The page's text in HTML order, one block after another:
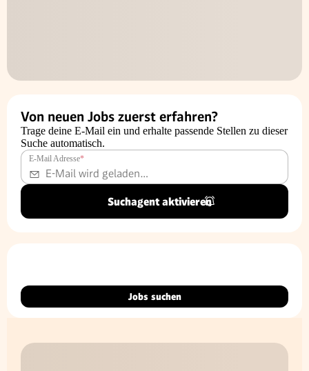
Von neuen Jobs zuerst erfahren?
Trage deine E-Mail ein und erhalte passende Stellen zu dieser
Suche automatisch.
E-Mail Adresse*
Suchagent aktivieren
Jobs suchen